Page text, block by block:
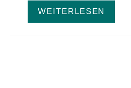
WEITERLESEN